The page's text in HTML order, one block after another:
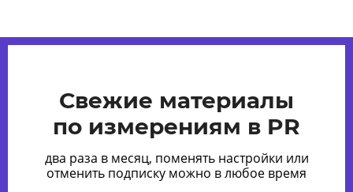
Свежие материалы
по измерениям в PR
два раза в месяц, поменять настройки или
отменить подписку можно в любое время